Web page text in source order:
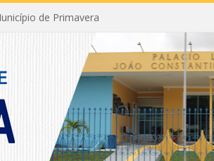
de Primavera